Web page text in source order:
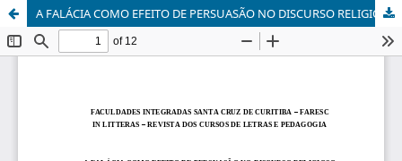
A FALÁCIA COMO EFEITO DE PERSUASÃO NO DISCURSO RELIGIOSO